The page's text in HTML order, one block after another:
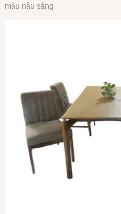
màu nâu sáng